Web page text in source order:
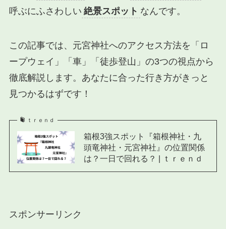
呼ぶにふさわしい 絶景スポット なんです。
この記事では、元宮神社へのアクセス方法を「ロ
ープウェイ」「車」「徒歩登山」の3つの視点から
徹底解説します。あなたに合った行き方がきっと
見つかるはずです！
ｔｒｅｎｄ
箱根3強スポット『箱根神社・九
頭竜神社・元宮神社』の位置関係
は？一日で回れる？ | ｔｒｅｎｄ
スポンサーリンク